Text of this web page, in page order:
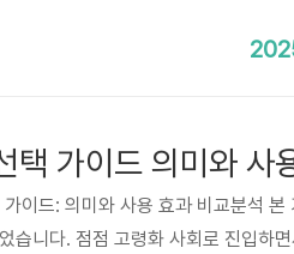
택 가이드 의미와 사
이드: 의미와 사용 효과 비교분석
습니다. 점점 고령화 사회로 진입하